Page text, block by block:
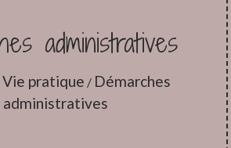
administratives
Vie pratique / Démarches
administratives